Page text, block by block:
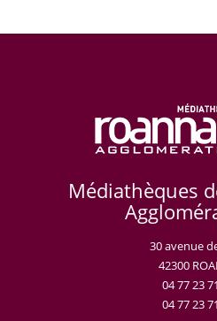
Médiathèques
30 avenue
42300
04 77 23
04 77 23